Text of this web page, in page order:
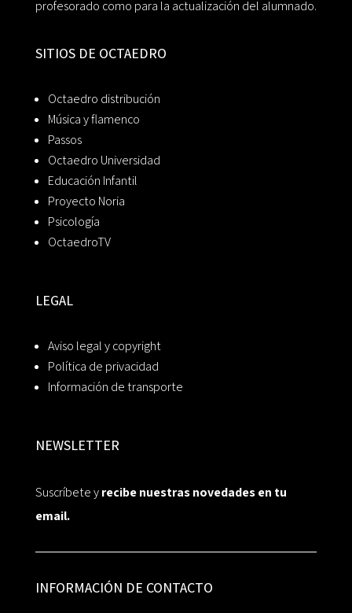
profesorado como para la actualización del alumnado.
SITIOS DE OCTAEDRO
Octaedro distribución
Música y flamenco
Passos
Octaedro Universidad
Educación Infantil
Proyecto Noria
Psicología
OctaedroTV
LEGAL
Aviso legal y copyright
Política de privacidad
Información de transporte
NEWSLETTER
Suscríbete yrecibe nuestras novedades en tu
email.
INFORMACIÓN DE CONTACTO